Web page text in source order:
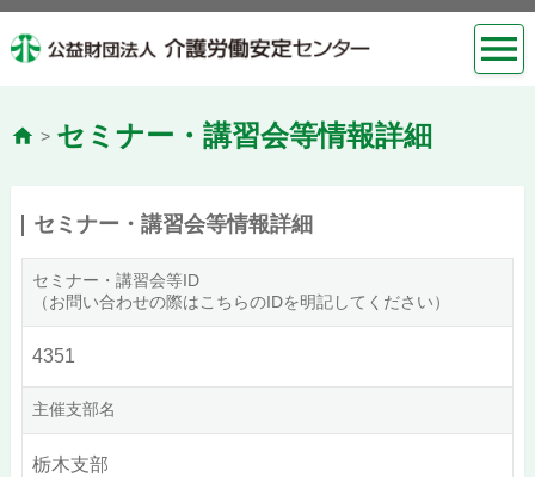
> セミナー・講習会等情報詳細
セミナー・講習会等情報詳細
セミナー・講習会等ID
（お問い合わせの際はこちらのIDを明記してください）
4351
主催支部名
栃木支部